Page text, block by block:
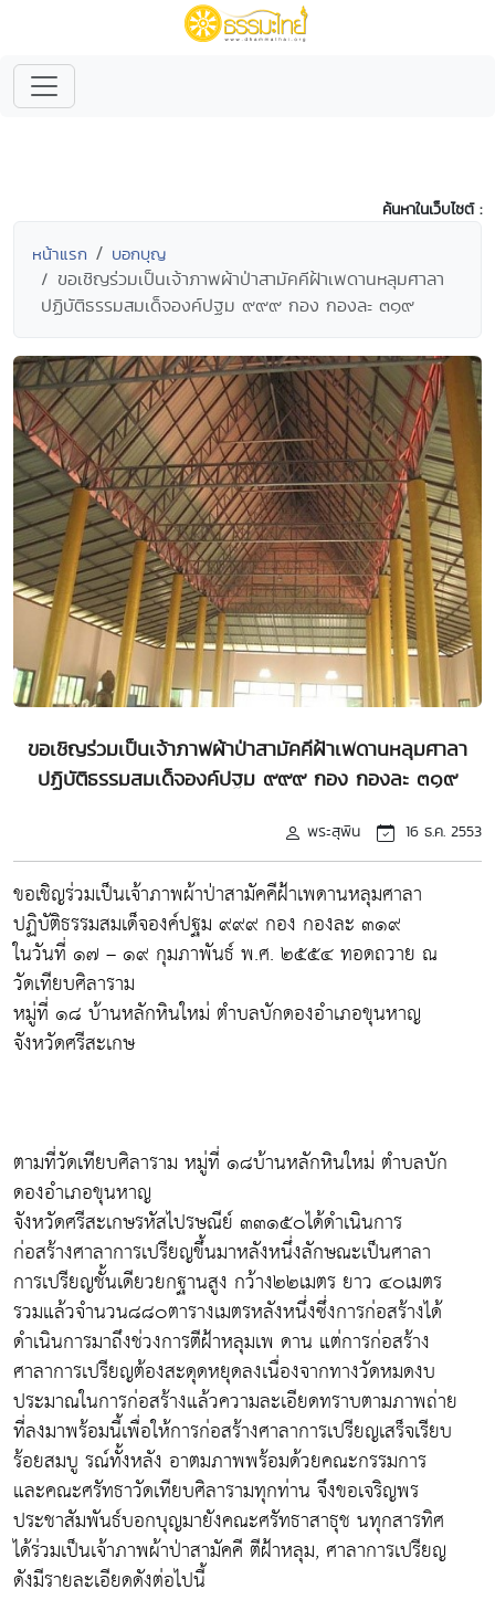
ค้นหาในเว็บไซต์ :
หน้าแรก บอกบุญ
ขอเชิญร่วมเป็นเจ้าภาพผ้าป่าสามัคคีฝ้าเพดานหลุมศาลา
ปฏิบัติธรรมสมเด็จองค์ปฐม ๙๙๙ กอง กองละ ๓๑๙
ขอเชิญร่วมเป็นเจ้าภาพผ้าป่าสามัคคีฝ้าเพดานหลุมศาลา
ปฏิบัติธรรมสมเด็จองค์ปฐม ๙๙๙ กอง กองละ ๓๑๙
พระสุพิน 16 ธ.ค. 2553
ขอเชิญร่วมเป็นเจ้าภาพผ้าป่าสามัคคีฝ้าเพดานหลุมศาลา
ปฏิบัติธรรมสมเด็จองค์ปฐม ๙๙๙ กอง กองละ ๓๑๙
ในวันที่ ๑๗ – ๑๙ กุมภาพันธ์ พ.ศ. ๒๕๕๔ ทอดถวาย ณ
วัดเทียบศิลาราม
หมู่ที่ ๑๘ บ้านหลักหินใหม่ ตำบลบักดองอำเภอขุนหาญ
จังหวัดศรีสะเกษ
ตามที่วัดเทียบศิลาราม หมู่ที่ ๑๘บ้านหลักหินใหม่ ตำบลบัก
ดองอำเภอขุนหาญ
จังหวัดศรีสะเกษรหัสไปรษณีย์ ๓๓๑๕๐ได้ดำเนินการ
ก่อสร้างศาลาการเปรียญขึ้นมาหลังหนึ่งลักษณะเป็นศาลา
การเปรียญชั้นเดียวยกฐานสูง กว้าง๒๒เมตร ยาว ๔๐เมตร
รวมแล้วจำนวน๘๘๐ตารางเมตรหลังหนึ่งซึ่งการก่อสร้างได้
ดำเนินการมาถึงช่วงการตีฝ้าหลุมเพ ดาน แต่การก่อสร้าง
ศาลาการเปรียญต้องสะดุดหยุดลงเนื่องจากทางวัดหมดงบ
ประมาณในการก่อสร้างแล้วความละเอียดทราบตามภาพถ่าย
ที่ลงมาพร้อมนี้เพื่อให้การก่อสร้างศาลาการเปรียญเสร็จเรียบ
ร้อยสมบู รณ์ทั้งหลัง อาตมภาพพร้อมด้วยคณะกรรมการ
และคณะศรัทธาวัดเทียบศิลารามทุกท่าน จึงขอเจริญพร
ประชาสัมพันธ์บอกบุญมายังคณะศรัทธาสาธุช นทุกสารทิศ
ได้ร่วมเป็นเจ้าภาพผ้าป่าสามัคคี ตีฝ้าหลุม, ศาลาการเปรียญ
ดังมีรายละเอียดดังต่อไปนี้